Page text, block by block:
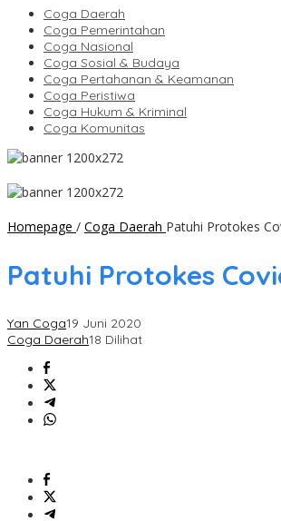
Coga Daerah
Coga Pemerintahan
Coga Nasional
Coga Sosial & Budaya
Coga Pertahanan & Keamanan
Coga Peristiwa
Coga Hukum & Kriminal
Coga Komunitas
Homepage / Coga Daerah Patuhi Protokes
Patuhi Protokes
Yan Coga19 Juni 2020
Coga Daerah18 Dilihat